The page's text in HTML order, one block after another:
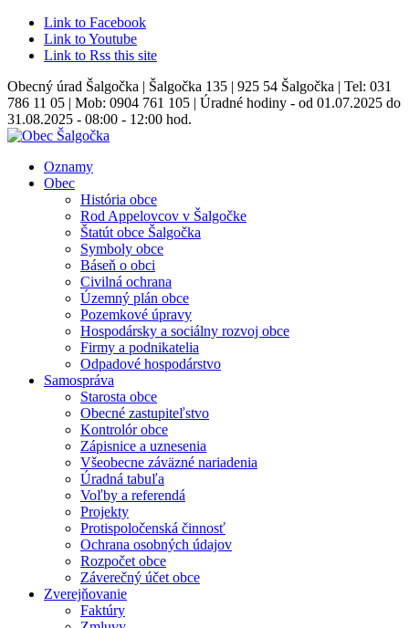
Link to Facebook
Link to Youtube
Link to Rss this site
Obecný úrad Šalgočka | Šalgočka 135 | 925 54 Šalgočka | Tel: 031
786 11 05 | Mob: 0904 761 105 | Úradné hodiny - od 01.07.2025 do
31.08.2025 - 08:00 - 12:00 hod.
Oznamy
Obec
História obce
Rod Appelovcov v Šalgočke
Štatút obce Šalgočka
Symboly obce
Báseň o obci
Civilná ochrana
Územný plán obce
Pozemkové úpravy
Hospodársky a sociálny rozvoj obce
Firmy a podnikatelia
Odpadové hospodárstvo
Samospráva
Starosta obce
Obecné zastupiteľstvo
Kontrolór obce
Zápisnice a uznesenia
Všeobecne záväzné nariadenia
Úradná tabuľa
Voľby a referendá
Projekty
Protispoločenská činnosť
Ochrana osobných údajov
Rozpočet obce
Záverečný účet obce
Zverejňovanie
Faktúry